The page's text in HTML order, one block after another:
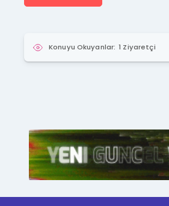
Konuyu Okuyanlar: 1 Ziyaretçi